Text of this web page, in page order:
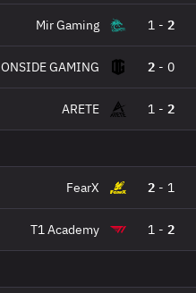
Mir Gaming 1 - 2
ONSIDE GAMING 2 - 0
ARETE 1 - 2
FearX 2 - 1
T1 Academy 1 - 2